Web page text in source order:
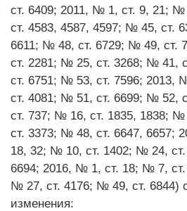
ст. 6409; 2011, № 1, ст. 9, 21;
ст. 4583, 4587, 4597; № 45, ст.
6611; № 48, ст. 6729; № 49, ст.
ст. 2281; № 25, ст. 3268; № 41,
ст. 6751; № 53, ст. 7596; 2013,
ст. 4081; № 51, ст. 6699; № 52,
ст. 737; № 16, ст. 1835, 1838;
ст. 3373; № 48, ст. 6647, 6657;
18, 32; № 10, ст. 1402; № 24,
6694; 2016, № 1, ст. 18; № 7,
№ 27, ст. 4176; № 49, ст. 6844)
изменения: